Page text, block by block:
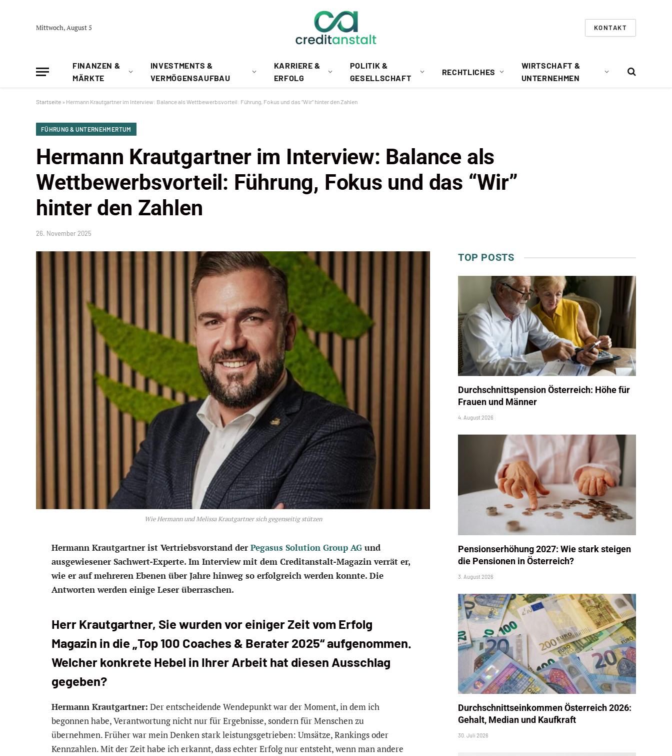
Mittwoch, August 5 KONTAKT
FINANZEN &
MÄRKTE
INVESTMENTS &
VERMÖGENSAUFBAU
KARRIERE &
ERFOLG
POLITIK &
GESELLSCHAFT
RECHTLICHES
WIRTSCHAFT &
UNTERNEHMEN
Startseite » Hermann Krautgartner im Interview: Balance als Wettbewerbsvorteil: Führung, Fokus und das “Wir” hinter den Zahlen
FÜHRUNG & UNTERNEHMERTUM
Hermann Krautgartner im Interview: Balance als
Wettbewerbsvorteil: Führung, Fokus und das “Wir”
hinter den Zahlen
26. November 2025
Wie Hermann und Melissa Krautgartner sich gegenseitig stützen
Hermann Krautgartner ist Vertriebsvorstand derPegasus Solution Group AG und
ausgewiesener Sachwert-Experte. Im Interview mit dem Creditanstalt-Magazin verrät er,
wie er auf mehreren Ebenen über Jahre hinweg so erfolgreich werden konnte. Die
Antworten werden einige Leser überraschen.
Herr Krautgartner, Sie wurden vor einiger Zeit vom Erfolg
Magazin in die „Top 100 Coaches & Berater 2025“ aufgenommen.
Welcher konkrete Hebel in Ihrer Arbeit hat diesen Ausschlag
gegeben?
Hermann Krautgartner: Der entscheidende Wendepunkt war der Moment, in dem ich
begonnen habe, Verantwortung nicht nur für Ergebnisse, sondern für Menschen zu
übernehmen. Früher war mein Denken stark leistungsgetrieben: Umsätze, Rankings oder
Kennzahlen. Mit der Zeit habe ich erkannt, dass echter Erfolg nur entsteht, wenn man andere
TOP POSTS
Durchschnittspension Österreich: Höhe für
Frauen und Männer
4. August 2026
Pensionserhöhung 2027: Wie stark steigen
die Pensionen in Österreich?
3. August 2026
Durchschnittseinkommen Österreich 2026:
Gehalt, Median und Kaufkraft
30. Juli 2026